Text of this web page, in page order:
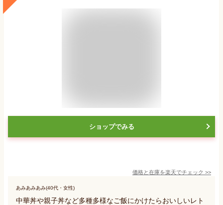
ショップでみる
価格と在庫を楽天でチェック >>
あみあみあみ(40代・女性)
中華丼や親子丼など多種多様なご飯にかけたらおいしいレト